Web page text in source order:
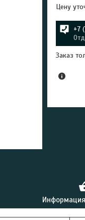
Цену
+7
Заказ